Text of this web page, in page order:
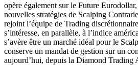
opère également sur le Future
nouvelles stratégies de Scalping
rejoint l’équipe de Trading
s’intéresse, en parallèle, à l’indice
s’avère être un marché idéal pour le
conserve un mandat de gestion sur un
aujourd’hui, depuis la Diamond Trading